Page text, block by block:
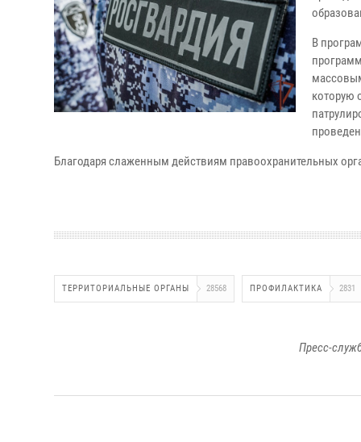
В
которую
Благодаря слаженным действиям правоохранительных
ТЕРРИТОРИАЛЬНЫЕ ОРГАНЫ 28568 ПРОФИЛАКТИКА 2831
Пресс-